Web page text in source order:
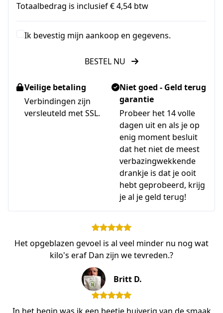
Totaalbedrag is inclusief € 4,54 btw
Ik bevestig mijn aankoop en gegevens.
BESTEL NU
Veilige betaling
Verbindingen zijn
versleuteld met SSL.
Niet goed - Geld terug
garantie
Probeer het 14 volle
dagen uit en als je op
enig moment besluit
dat het niet de meest
verbazingwekkende
drankje is dat je ooit
hebt geprobeerd, krijg
je al je geld terug!
Het opgeblazen gevoel is al veel minder nu nog wat
kilo's eraf Dan zijn we tevreden.?
Britt D.